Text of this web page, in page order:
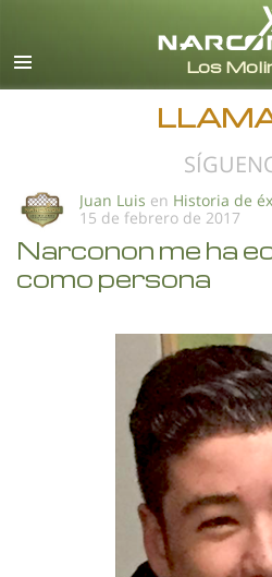
Juan Luis en Historia de
15 de febrero de 2017
Narconon me ha
como persona